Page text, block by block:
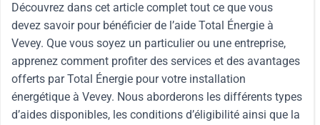
Découvrez dans cet article complet tout ce que vous
devez savoir pour bénéficier de l’aide Total Énergie à
Vevey. Que vous soyez un particulier ou une entreprise,
apprenez comment profiter des services et des avantages
offerts par Total Énergie pour votre installation
énergétique à Vevey. Nous aborderons les différents types
d’aides disponibles, les conditions d’éligibilité ainsi que la